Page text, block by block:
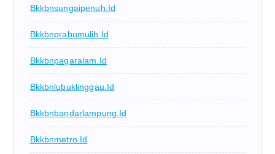
Bkkbnsungaipenuh.id
Bkkbnprabumulih.id
Bkkbnpagaralam.id
Bkkbnlubuklinggau.id
Bkkbnbandarlampung.id
Bkkbnmetro.id